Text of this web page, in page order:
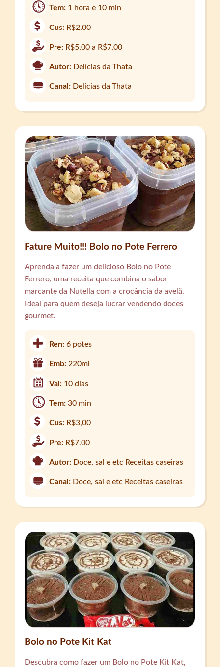
Tem: 1 hora e 10 min
Cus: R$2,00
Pre: R$5,00 a R$7,00
Autor: Delícias da Thata
Canal: Delícias da Thata
Fature Muito!!! Bolo no Pote Ferrero
Aprenda a fazer um delicioso Bolo no Pote
Ferrero, uma receita que combina o sabor
marcante da Nutella com a crocância da avelã.
Ideal para quem deseja lucrar vendendo doces
gourmet.
Ren:6 potes
Emb: 220ml
Val: 10 dias
Tem:30 min
Cus: R$3,00
Pre: R$7,00
Autor: Doce, sal e etc Receitas caseiras
Canal: Doce, sal e etc Receitas caseiras
Bolo no Pote Kit Kat
Descubra como fazer um Bolo no Pote Kit Kat,